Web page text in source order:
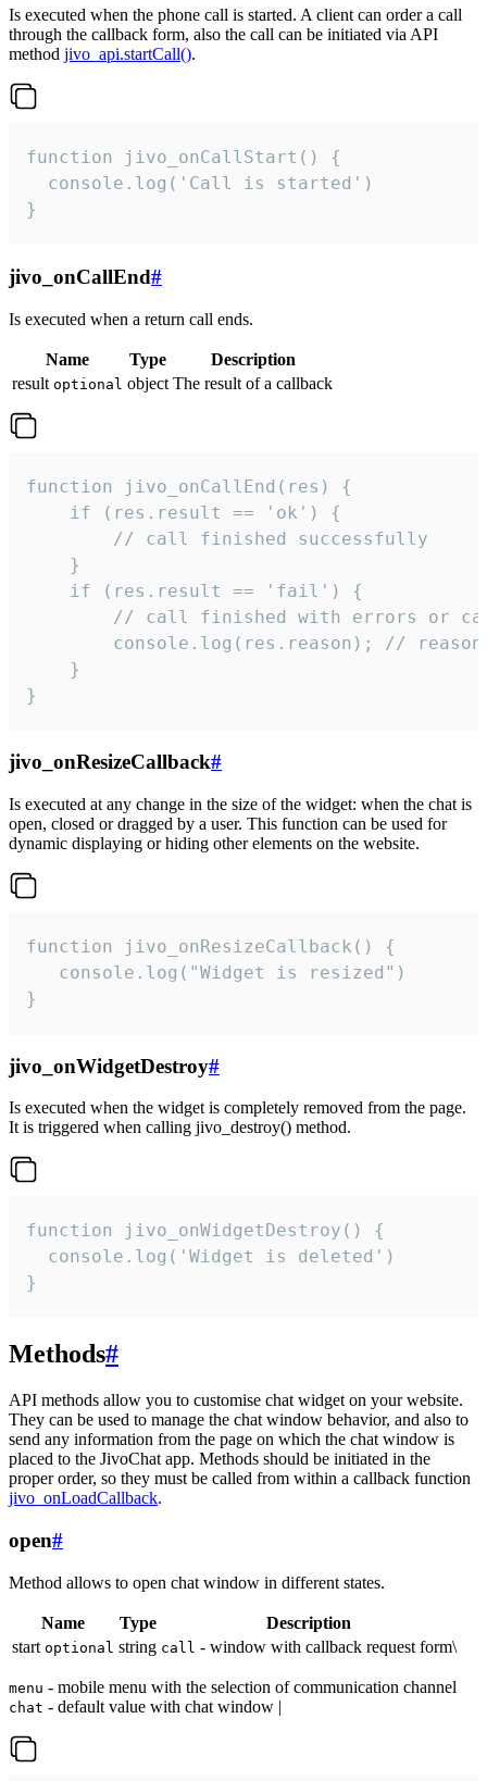
Is executed when the phone call is started. A client can order a call
through the callback form, also the call can be initiated via API
method jivo_api.startCall().
function jivo_onCallStart() {
  console.log('Call is started')
}
jivo_onCallEnd#
Is executed when a return call ends.
Name Type
Description
result optional object The result of a callback
function jivo_onCallEnd(res) {
    if (res.result == 'ok') {
        // call finished successfully
    }
    if (res.result == 'fail') {
// call finished with errors or
console.log(res.reason); //
    }
}
jivo_onResizeCallback#
Is executed at any change in the size of the widget: when the chat is
open, closed or dragged by a user. This function can be used for
dynamic displaying or hiding other elements on the website.
function jivo_onResizeCallback() {
   console.log("Widget is resized")
}
jivo_onWidgetDestroy#
Is executed when the widget is completely removed from the page.
It is triggered when calling jivo_destroy() method.
function jivo_onWidgetDestroy() {
  console.log('Widget is deleted')
}
Methods#
API methods allow you to customise chat widget on your website.
They can be used to manage the chat window behavior, and also to
send any information from the page on which the chat window is
placed to the JivoChat app. Methods should be initiated in the
proper order, so they must be called from within a callback function
jivo_onLoadCallback.
open#
Method allows to open chat window in different states.
Name Type
Description
start optional string call - window with callback request form\
menu - mobile menu with the selection of communication channel
chat - default value with chat window |